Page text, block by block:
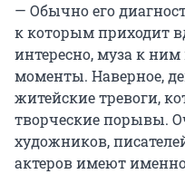
— Обычно его
к которым приходит
интересно, муза к
моменты. Наверное,
житейские тревоги,
творческие порывы.
художников,
актеров имеют